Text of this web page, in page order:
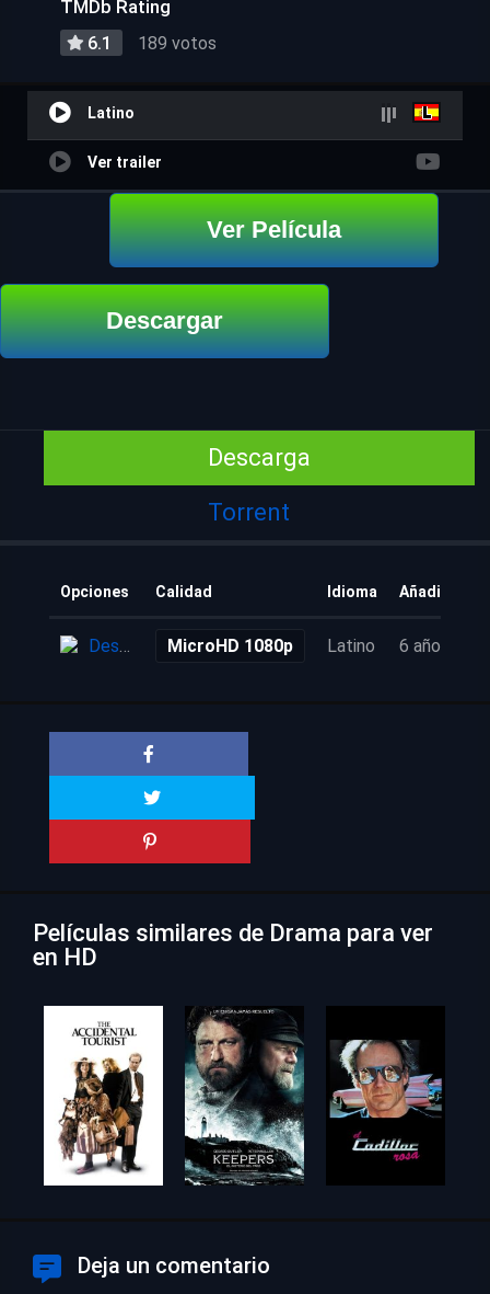
TMDb Rating
6.1 189 votos
Latino
Ver trailer
Ver Película
Descargar
Descarga
Torrent
Opciones Calidad Idioma Añadido
Descarga MicroHD 1080p Latino 6 años
Películas similares de Drama para ver
en HD
Deja un comentario